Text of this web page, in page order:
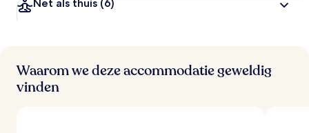
Net als thuis (6)
Waarom we deze accommodatie geweldig
vinden